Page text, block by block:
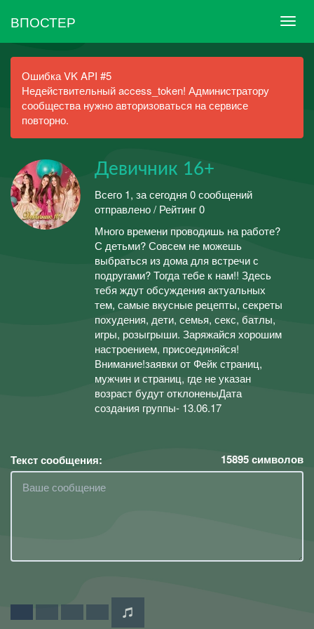
ВПОСТЕР
Ошибка VK API #5
Недействительный access_token! Администратору
сообщества нужно авторизоваться на сервисе
повторно.
Девичник 16+
Всего 1, за сегодня 0 сообщений
отправлено / Рейтинг 0
Много времени проводишь на работе?
С детьми? Совсем не можешь
выбраться из дома для встречи с
подругами? Тогда тебе к нам!! Здесь
тебя ждут обсуждения актуальных
тем, самые вкусные рецепты, секреты
похудения, дети, семья, секс, батлы,
игры, розыгрыши. Заряжайся хорошим
настроением, присоединяйся!
Внимание!заявки от Фейк страниц,
мужчин и страниц, где не указан
возраст будут отклоненыДата
создания группы- 13.06.17
Текст сообщения: 15895символов